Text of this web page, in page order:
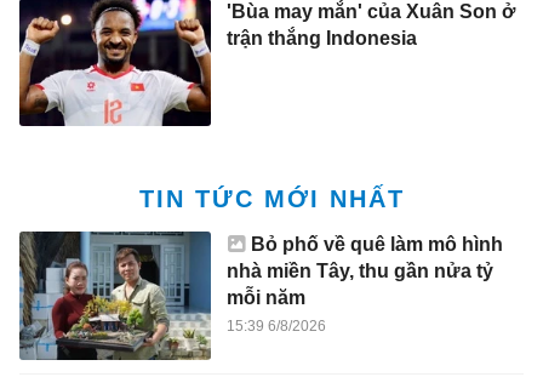
'Bùa may mắn' của Xuân Son ở
trận thắng Indonesia
TIN TỨC MỚI NHẤT
Bỏ phố về quê làm mô hình
nhà miền Tây, thu gần nửa tỷ
mỗi năm
15:39 6/8/2026